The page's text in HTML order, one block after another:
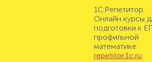
1С:Репетитор.
Онлайн курсы
подготовки к
профильной
математике
repetitor.1c.ru